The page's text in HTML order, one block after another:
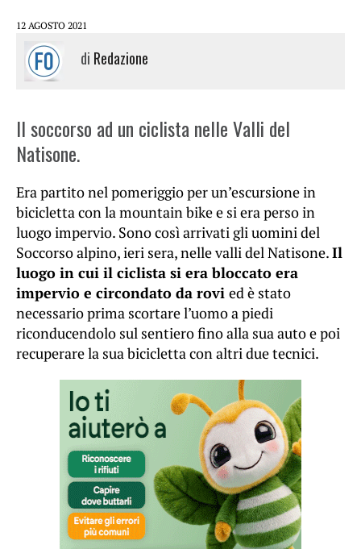
12 AGOSTO 2021
di Redazione
Il soccorso ad un ciclista nelle Valli del
Natisone.
Era partito nel pomeriggio per un’escursione in
bicicletta con la mountain bike e si era perso in
luogo impervio. Sono così arrivati gli uomini del
Soccorso alpino, ieri sera, nelle valli del Natisone.Il
luogo in cui il ciclista si era bloccato era
impervio e circondato da rovi ed è stato
necessario prima scortare l’uomo a piedi
riconducendolo sul sentiero fino alla sua auto e poi
recuperare la sua bicicletta con altri due tecnici.